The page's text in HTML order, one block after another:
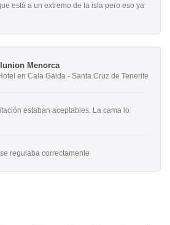
está a un extremo de la isla pero eso ya
Menorca
en Cala Galda - Santa Cruz de Tenerife
estaban aceptables. La cama lo
regulaba correctamente